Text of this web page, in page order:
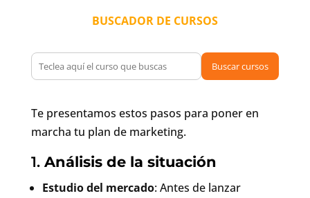
BUSCADOR DE CURSOS
Buscar cursos
Te presentamos estos pasos para poner en
marcha tu plan de marketing.
1. Análisis de la situación
Estudio del mercado: Antes de lanzar